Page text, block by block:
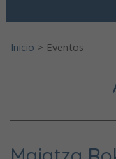
Inicio > Eventos